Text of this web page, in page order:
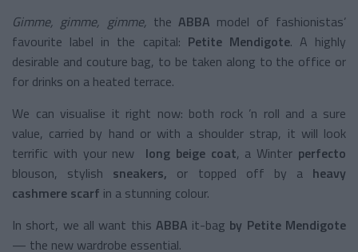
Gimme, gimme, gimme, theABBA model of fashionistas’
favourite label in the capital: Petite Mendigote. A highly
desirable and couture bag, to be taken along to the office or
for drinks on a heated terrace.
We can visualise it right now: both rock ’n roll and a sure
value, carried by hand or with a shoulder strap, it will look
terrific with your new long beige coat, a Winter perfecto
blouson, stylish sneakers, or topped off by a heavy
cashmere scarf in a stunning colour.
In short, we all want this ABBA it-bag by Petite Mendigote
— the new wardrobe essential.